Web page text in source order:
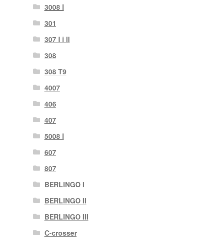
3008 I
301
307 I i II
308
308 T9
4007
406
407
5008 I
607
807
BERLINGO I
BERLINGO II
BERLINGO III
C-crosser